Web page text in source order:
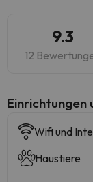
9.3
12
​Einrichtungen
Wifi und
Haustiere